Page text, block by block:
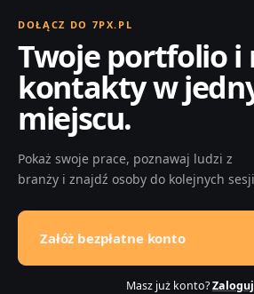
DOŁĄCZ DO 7PX.PL
Twoje portfolio i
kontakty w
miejscu.
Pokaż swoje prace, poznawaj ludzi z
branży i znajdź osoby do kolejnych
Załóż bezpłatne konto
Masz już konto?